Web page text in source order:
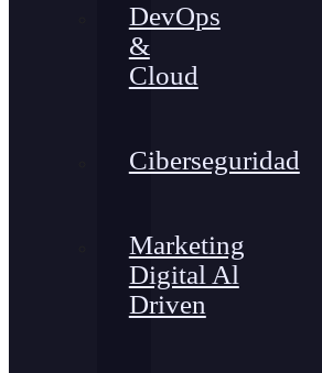
DevOps
&
Cloud
Ciberseguridad
Marketing
Digital Al
Driven